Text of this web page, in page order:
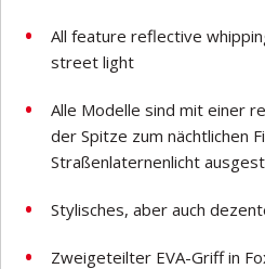
All feature reflective
street light
Alle Modelle sind mit einer
der Spitze zum nächtlichen
Straßenlaternenlicht
Stylisches, aber auch
Zweigeteilter EVA-Griff in